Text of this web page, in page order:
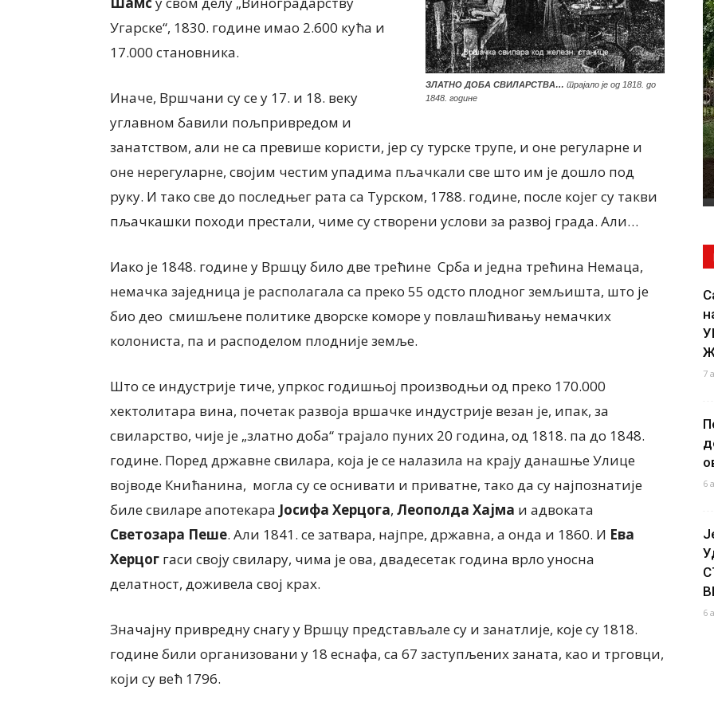
ЗЛАТНО ДОБА СВИЛАРСТВА… трајало је од 1818. до
1848. године
Угарске“, 1830. године имао 2.600 кућа и
17.000 становника.
Иначе, Вршчани су се у 17. и 18. веку
углавном бавили пољпривредом и
занатством, али не са превише користи, јер су турске трупе, и оне регуларне и
оне нерегуларне, својим честим упадима пљачкали све што им је дошло под
руку. И тако све до последњег рата са Турском, 1788. године, после којег су такви
пљачкашки походи престали, чиме су створени услови за развој града. Али…
Иако је 1848. године у Вршцу било две трећине Срба и једна трећина Немаца,
немачка заједница је располагала са преко 55 одсто плодног земљишта, што је
био део смишљене политике дворске коморе у повлашћивању немачких
колониста, па и расподелом плодније земље.
Што се индустрије тиче, упркос годишњој производњи од преко 170.000
хектолитара вина, почетак развоја вршачке индустрије везан је, ипак, за
свиларство, чије је „златно доба“ трајало пуних 20 година, од 1818. па до 1848.
године. Поред државне свилара, која је се налазила на крају данашње Улице
војводе Книћанина, могла су се оснивати и приватне, тако да су најпознатије
биле свиларе апотекара Јосифа Херцога, Леополда Хајма и адвоката
Светозара Пеше. Али 1841. се затвара, најпре, државна, а онда и 1860. И Ева
Херцог гаси своју свилару, чима је ова, двадесетак година врло уносна
делатност, доживела свој крах.
Значајну привредну снагу у Вршцу представљале су и занатлије, које су 1818.
године били организовани у 18 еснафа, са 67 заступљених заната, као и трговци,
који су већ 1796.
Ковачица НАИВНА УМЕТНОСТ
ГОВОРИ СРЦЕМ – О ЖИВОТУ
КОЈИ СЕ ДАНАС СВЕ РЕЂЕ
ЛОКАЛНА САМОУПРАВА
Почели радови на изградњи
водовода до Банатског Новог
водоводну мрежу КОНАЧНО ЋЕ
НОВОСЕЉАНИ ИМАТИ...
Хрћан, председница
жена „Јаношичанка“
БАКЕ И ПРАБАКЕ СЕ НЕ
7
6
6